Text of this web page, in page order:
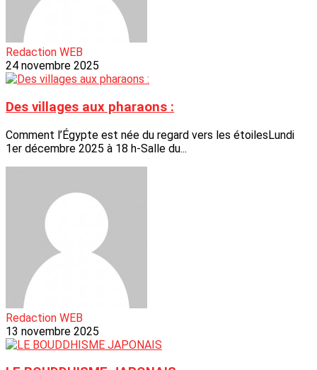
Redaction WEB
24 novembre 2025
Des villages aux pharaons :
Comment l’Égypte est née du regard vers les étoilesLundi
1er décembre 2025 à 18 h-Salle du...
Redaction WEB
13 novembre 2025